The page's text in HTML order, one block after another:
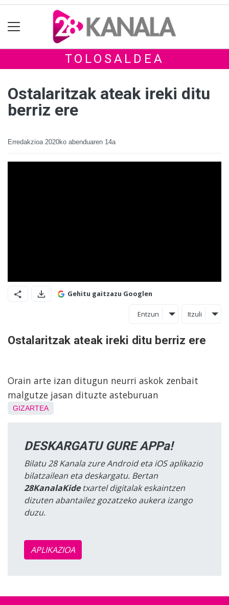
TOLOSALDEA
Ostalaritzak ateak ireki ditu
berriz ere
Erredakzioa 2020ko abenduaren 14a
Gehitu gaitzazu Googlen
Entzun Itzuli
Ostalaritzak ateak ireki ditu berriz ere
Orain arte izan ditugun neurri askok zenbait
malgutze jasan dituzte asteburuan
GIZARTEA
DESKARGATU GURE APPa!
Bilatu 28 Kanala zure Android eta iOS aplikazio
bilatzailean eta deskargatu. Bertan
28KanalaKidetxartel digitalak eskaintzen
dizuten abantailez gozatzeko aukera izango
duzu.
APLIKAZIOA